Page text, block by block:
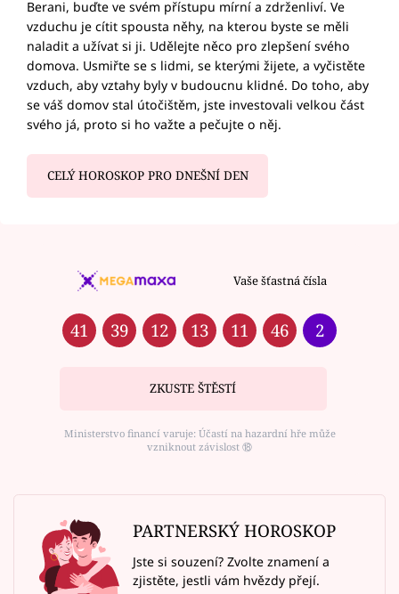
Berani, buďte ve svém přístupu mírní a zdrženliví. Ve
vzduchu je cítit spousta něhy, na kterou byste se měli
naladit a užívat si ji. Udělejte něco pro zlepšení svého
domova. Usmiřte se s lidmi, se kterými žijete, a vyčistěte
vzduch, aby vztahy byly v budoucnu klidné. Do toho, aby
se váš domov stal útočištěm, jste investovali velkou část
svého já, proto si ho važte a pečujte o něj.
CELÝ HOROSKOP PRO DNEŠNÍ DEN
Vaše šťastná čísla
41 39 12 13 11 46 2
ZKUSTE ŠTĚSTÍ
Ministerstvo financí varuje: Účastí na hazardní hře může
vzniknout závislost ⑱
PARTNERSKÝ HOROSKOP
Jste si souzení? Zvolte znamení a
zjistěte, jestli vám hvězdy přejí.